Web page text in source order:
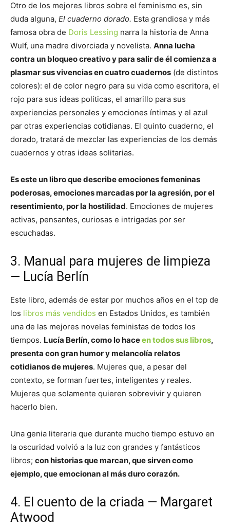
Otro de los mejores libros sobre el feminismo es, sin
duda alguna, El cuaderno dorado. Esta grandiosa y más
famosa obra de Doris Lessing narra la historia de Anna
Wulf, una madre divorciada y novelista. Anna lucha
contra un bloqueo creativo y para salir de él comienza a
plasmar sus vivencias en cuatro cuadernos (de distintos
colores): el de color negro para su vida como escritora, el
rojo para sus ideas políticas, el amarillo para sus
experiencias personales y emociones íntimas y el azul
par otras experiencias cotidianas. El quinto cuaderno, el
dorado, tratará de mezclar las experiencias de los demás
cuadernos y otras ideas solitarias.
Es este un libro que describe emociones femeninas
poderosas, emociones marcadas por la agresión, por el
resentimiento, por la hostilidad. Emociones de mujeres
activas, pensantes, curiosas e intrigadas por ser
escuchadas.
3. Manual para mujeres de limpieza
— Lucía Berlín
Este libro, además de estar por muchos años en el top de
los libros más vendidos en Estados Unidos, es también
una de las mejores novelas feministas de todos los
tiempos. Lucía Berlín, como lo haceen todos sus libros,
presenta con gran humor y melancolía relatos
cotidianos de mujeres. Mujeres que, a pesar del
contexto, se forman fuertes, inteligentes y reales.
Mujeres que solamente quieren sobrevivir y quieren
hacerlo bien.
Una genia literaria que durante mucho tiempo estuvo en
la oscuridad volvió a la luz con grandes y fantásticos
libros; con historias que marcan, que sirven como
ejemplo, que emocionan al más duro corazón.
4. El cuento de la criada — Margaret
Atwood